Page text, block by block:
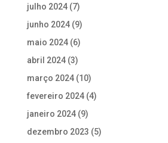
julho 2024(7)
junho 2024(9)
maio 2024(6)
abril 2024(3)
março 2024(10)
fevereiro 2024(4)
janeiro 2024(9)
dezembro 2023 (5)